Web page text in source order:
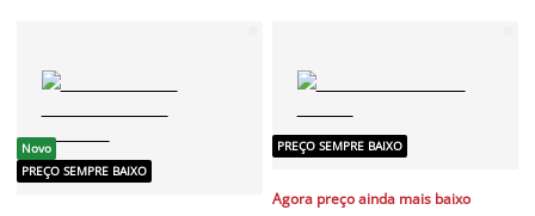
Novo
PREÇO SEMPRE BAIXO
PREÇO SEMPRE BAIXO
Agora preço ainda mais baixo